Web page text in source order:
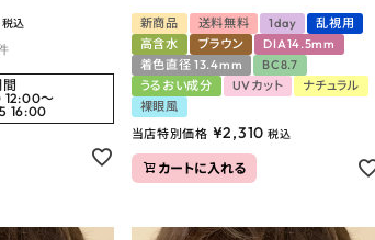
税込
〜
16:00
新商品 送料無料 1day
乱視用
高含水
ブラウン
DIA14.5mm
着色直径 13.4mm
BC8.7
うるおい成分
UVカット
ナチュラル
裸眼風
当店特別価格 ¥2,310 税込
カートに入れる